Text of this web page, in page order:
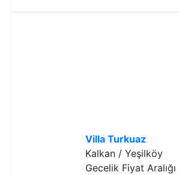
Villa Turkuaz
Kalkan / Yeşilköy
Gecelik Fiyat Aralığı